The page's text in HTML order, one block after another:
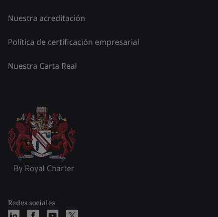
Nuestra acreditación
Política de certificación empresarial
Nuestra Carta Real
Redes sociales